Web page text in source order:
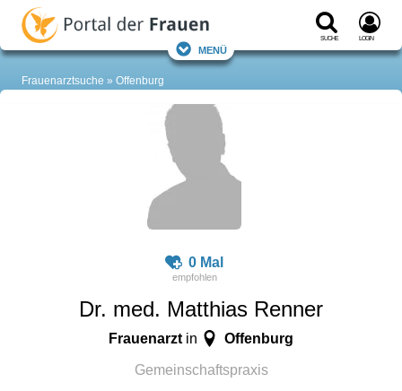
Suche Login
Menü
Frauenarztsuche Offenburg
0 Mal
Dr. med. Matthias Renner
Frauenarzt in Offenburg
Gemeinschaftspraxis